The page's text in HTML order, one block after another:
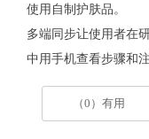
使用自制护肤品。
多端同步让使用者在
中用手机查看步骤和注
（0）有用